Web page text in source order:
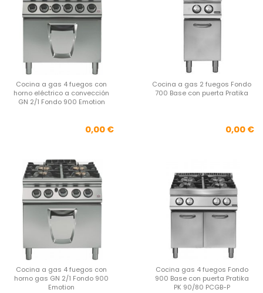
Cocina a gas 4 fuegos con
horno eléctrico a convección
GN 2/1 Fondo 900 Emotion
Precio
0,00 €
Cocina a gas 2 fuegos Fondo
700 Base con puerta Pratika
0,00 €
Cocina a gas 4 fuegos con
horno gas GN 2/1 Fondo 900
Emotion
Cocina gas 4 fuegos Fondo
900 Base con puerta Pratika
PK 90/80 PCGB-P